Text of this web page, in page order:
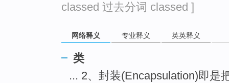
classed 过去分词 classed ]
网络释义 专业释义 英英释义
类
... 2、封装(Encapsulation)即是